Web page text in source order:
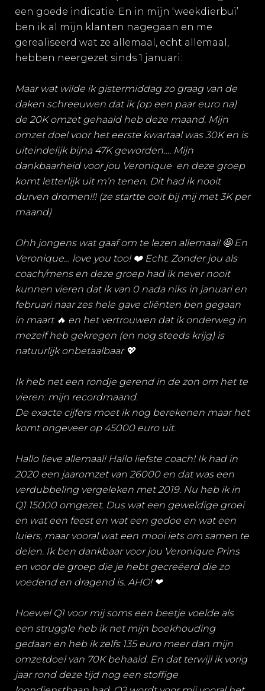
een goede indicatie. En in mijn ‘weekdierbui’
ben ik al mijn klanten nagegaan en me
gerealiseerd wat ze allemaal, echt allemaal,
hebben neergezet sinds 1 januari:
Maar wat wilde ik gistermiddag zo graag van de
daken schreeuwen dat ik (op een paar euro na)
de 20K omzet gehaald heb deze maand. Mijn
omzet doel voor het eerste kwartaal was 30K en is
uiteindelijk bijna 47K geworden…. Mijn
dankbaarheid voor jou Veronique en deze groep
komt letterlijk uit m’n tenen. Dit had ik nooit
durven dromen!!! (ze startte ooit bij mij met 3K per
maand)
Ohh jongens wat gaaf om te lezen allemaal! 🤩En
Veronique… love you too! ❤️ Echt. Zonder jou als
coach/mens en deze groep had ik never nooit
kunnen vieren dat ik van 0 nada niks in januari en
februari naar zes hele gave cliënten ben gegaan
in maart 🔥 en het vertrouwen dat ik onderweg in
mezelf heb gekregen (en nog steeds krijg) is
natuurlijk onbetaalbaar 💖
Ik heb net een rondje gerend in de zon om het te
vieren: mijn recordmaand.
De exacte cijfers moet ik nog berekenen maar het
komt ongeveer op 45000 euro uit.
Hallo lieve allemaal! Hallo liefste coach! Ik had in
2020 een jaaromzet van 26000 en dat was een
verdubbeling vergeleken met 2019. Nu heb ik in
Q1 15000 omgezet. Dus wat een geweldige groei
en wat een feest en wat een gedoe en wat een
luiers, maar vooral wat een mooi iets om samen te
delen. Ik ben dankbaar voor jou Veronique Prins
en voor de groep die je hebt gecreëerd die zo
voedend en dragend is. AHO! ❤
Hoewel Q1 voor mij soms een beetje voelde als
een struggle heb ik net mijn boekhouding
gedaan en heb ik zelfs 135 euro meer dan mijn
omzetdoel van 70K behaald. En dat terwijl ik vorig
jaar rond deze tijd nog een stoffige